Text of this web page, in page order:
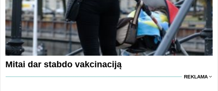
Mitai dar stabdo vakcinaciją
REKLAMA